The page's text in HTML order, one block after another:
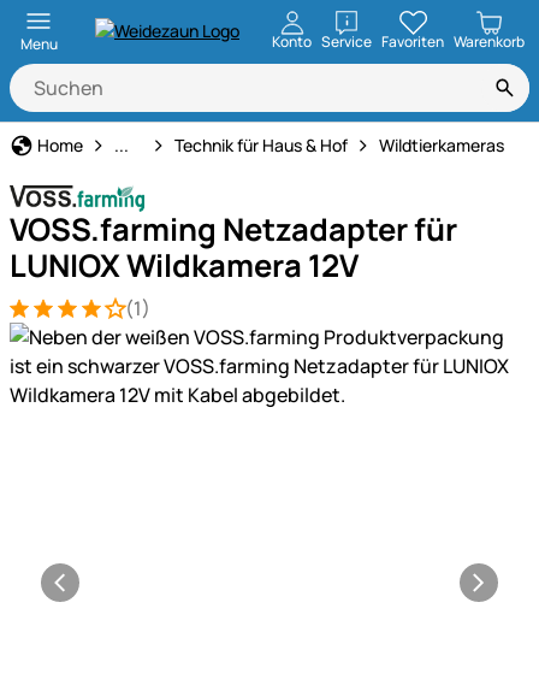
Menu Konto ServiceöffnenFavoriten Warenkorb
Home Haus und Hof
... Technik für Haus & Hof Wildtierkameras
VOSS.farming Netzadapter für
LUNIOX Wildkamera 12V
Bewertung: 4 von 5 (1 Bewertungen)
1 Bewertung(1)
Produktgalerie